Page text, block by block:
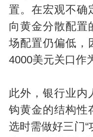
置。在宏观不确
向黄金分散配置
场配置仍偏低，
4000美元关口作
此外，银行业内
钩黄金的结构性
选时需做好三门“